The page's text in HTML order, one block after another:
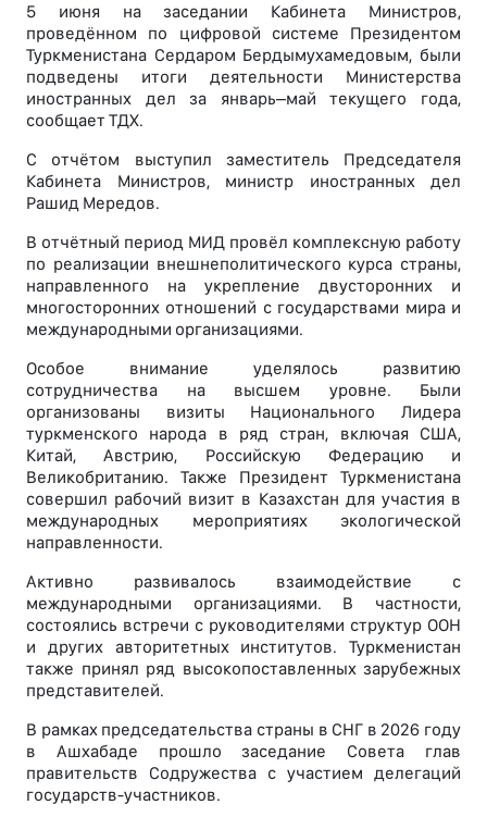
5 июня на заседании Кабинета Министров,
проведённом по цифровой системе Президентом
Туркменистана Сердаром Бердымухамедовым, были
подведены итоги деятельности Министерства
иностранных дел за январь–май текущего года,
сообщает ТДХ.
С отчётом выступил заместитель Председателя
Кабинета Министров, министр иностранных дел
Рашид Мередов.
В отчётный период МИД провёл комплексную работу
по реализации внешнеполитического курса страны,
направленного на укрепление двусторонних и
многосторонних отношений с государствами мира и
международными организациями.
Особое внимание уделялось развитию
сотрудничества на высшем уровне. Были
организованы визиты Национального Лидера
туркменского народа в ряд стран, включая США,
Китай, Австрию, Российскую Федерацию и
Великобританию. Также Президент Туркменистана
совершил рабочий визит в Казахстан для участия в
международных мероприятиях экологической
направленности.
Активно развивалось взаимодействие с
международными организациями. В частности,
состоялись встречи с руководителями структур ООН
и других авторитетных институтов. Туркменистан
также принял ряд высокопоставленных зарубежных
представителей.
В рамках председательства страны в СНГ в 2026 году
в Ашхабаде прошло заседание Совета глав
правительств Содружества с участием делегаций
государств-участников.